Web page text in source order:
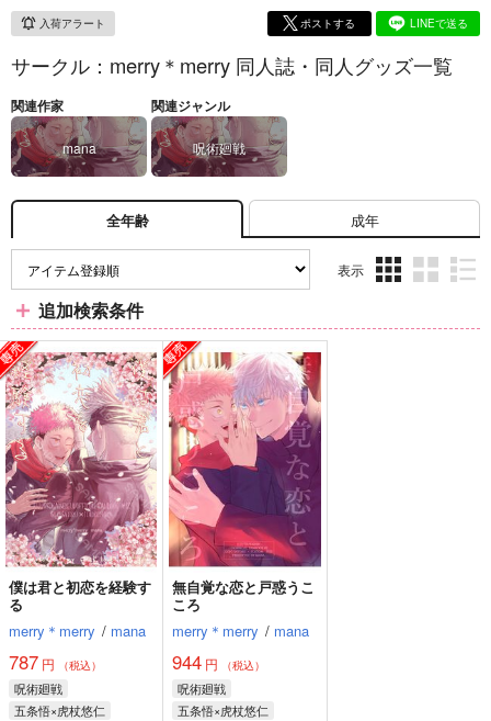
入荷アラート ポストする LINEで送る
サークル：merry＊merry 同人誌・同人グッズ一覧
関連作家
mana
関連ジャンル
呪術廻戦
全年齢 成年
表示
ム
ム
ム
追加検索条件
僕は君と初恋を経験す
る
merry＊merry / mana
787 円 （税込）
呪術廻戦
五条悟×虎杖悠仁
無自覚な恋と戸惑うこ
ころ
merry＊merry / mana
944 円 （税込）
呪術廻戦
五条悟×虎杖悠仁